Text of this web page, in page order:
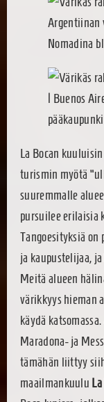
La Bocan
turismin myötä
suuremmalle
pursuilee erilaisia
Tangoesityksiä on
ja kaupustelijaa,
Meitä alueen
värikkyys hieman
käydä
Maradona- ja
tämähän liittyy
maailmankuulu